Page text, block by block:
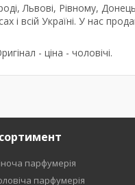
Львові, Рівному,
і всій Україні. У нас
- ціна - чоловічі.
парфумерія
парфумерія